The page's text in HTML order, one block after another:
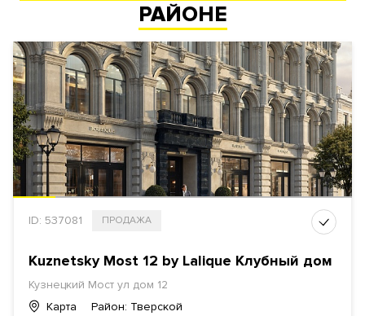
РАЙОНЕ
ID: 537081 ПРОДАЖА
Kuznetsky Most 12 by Lalique Клубный дом
Кузнецкий Мост ул дом 12
Карта
Район: Тверской